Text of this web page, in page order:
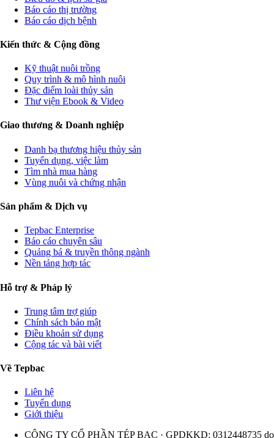
Báo cáo thị trường
Báo cáo dịch bệnh
Kiến thức & Cộng đồng
Kỹ thuật nuôi trồng
Quy trình & mô hình nuôi
Đặc điểm loài thủy sản
Thư viện Ebook & Video
Giao thương & Doanh nghiệp
Danh bạ thương hiệu thủy sản
Tuyển dụng, việc làm
Tìm nhà mua hàng
Vùng nuôi và chứng nhận
Sản phẩm & Dịch vụ
Tepbac Enterprise
Báo cáo chuyên sâu
Quảng bá & truyền thông ngành
Nền tảng hợp tác
Hỗ trợ & Pháp lý
Trung tâm trợ giúp
Chính sách bảo mật
Điều khoản sử dụng
Cộng tác và bài viết
Về Tepbac
Liên hệ
Tuyển dụng
Giới thiệu
CÔNG TY CỔ PHẦN TÉP BẠC · GPDKKD: 0312448735 do